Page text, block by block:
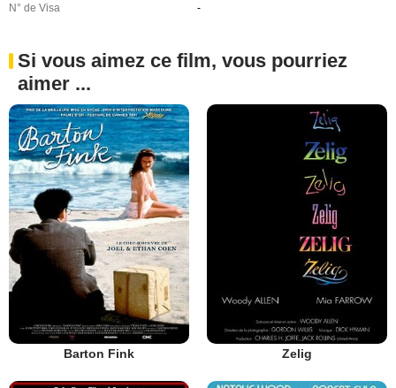
N° de Visa
-
Si vous aimez ce film, vous pourriez
aimer ...
Barton Fink Zelig